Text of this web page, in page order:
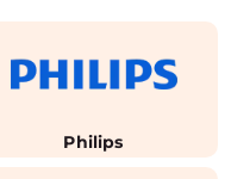
Philips